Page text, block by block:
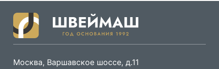
Москва, Варшавское шоссе, д.11